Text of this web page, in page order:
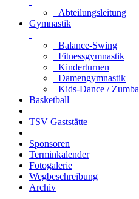
Abteilungsleitung
Gymnastik
Balance-Swing
Fitnessgymnastik
Kinderturnen
Damengymnastik
Kids-Dance / Zumba
Basketball
TSV Gaststätte
Sponsoren
Terminkalender
Fotogalerie
Wegbeschreibung
Archiv